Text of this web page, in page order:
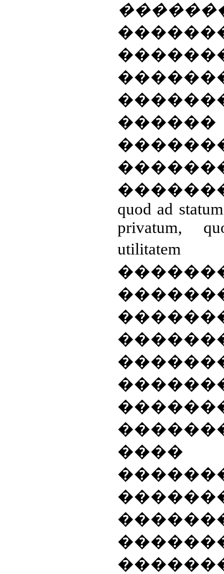
������
quod ad
privatum,
����